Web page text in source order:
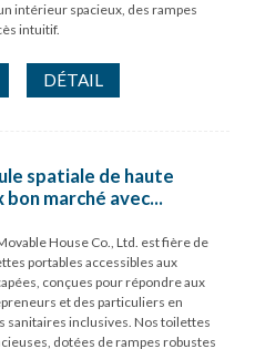
intérieur spacieux, des rampes
intuitif.
DÉTAIL
spatiale de haute
marché avec...
House Co., Ltd. est fière de
portables accessibles aux
conçues pour répondre aux
et des particuliers en
sanitaires inclusives. Nos toilettes
dotées de rampes robustes